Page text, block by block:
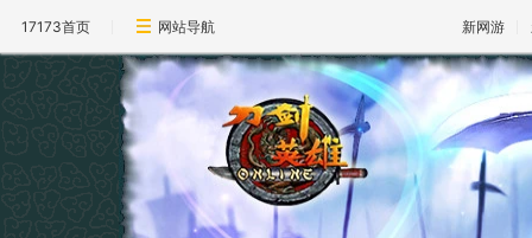
17173首页 网站导航 新网游